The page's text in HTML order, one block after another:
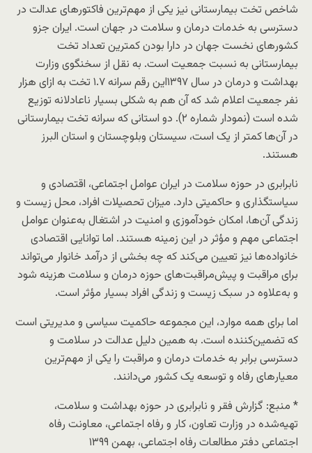
شاخص تخت بیمارستانی نیز یکی از مهم‌ترین فاکتورهای عدالت در
دسترسی به خدمات درمان و سلامت در جهان است. ایران جزو
کشورهای نخست جهان در دارا بودن کمترین تعداد تخت
بیمارستانی به نسبت جمعیت است. به نقل از سخنگوی وزارت
بهداشت و درمان در سال ۱۳۹۷این رقم سرانه ۱.۷ تخت به ازای هزار
نفر جمعیت اعلام شد که آن هم به شکلی بسیار ناعادلانه توزیع
شده است (نمودار شماره ۲). دو استانی که سرانه تخت بیمارستانی
در آن‌ها کمتر از یک است، سیستان وبلوچستان و استان البرز
هستند.
نابرابری در حوزه سلامت در ایران عوامل اجتماعی، اقتصادی و
سیاستگذاری و حاکمیتی دارد. میزان تحصیلات افراد، محل زیست و
زندگی آن‌ها، امکان خودآموزی و امنیت در اشتغال به‌عنوان عوامل
اجتماعی مهم و مؤثر در این زمینه هستند. اما توانایی اقتصادی
خانواده‌ها نیز تعیین می‌کند که چه بخشی از درآمد خانوار می‌تواند
برای مراقبت و پیش‌مراقبت‌های حوزه درمان و سلامت هزینه شود
و به‌علاوه در سبک زیست و زندگی افراد بسیار مؤثر است.
اما برای همه موارد، این مجموعه حاکمیت سیاسی و مدیریتی است
که تضمین‌کننده است. به همین دلیل عدالت در سلامت و
دسترسی برابر به خدمات درمان و مراقبت را یکی از مهم‌ترین
معیارهای رفاه و توسعه یک کشور می‌دانند.
* منبع: گزارش فقر و نابرابری در حوزه بهداشت و سلامت،
تهیه‌شده در وزارت تعاون، کار و رفاه اجتماعی، معاونت رفاه
اجتماعی دفتر مطالعات رفاه اجتماعی، بهمن ۱۳۹۹